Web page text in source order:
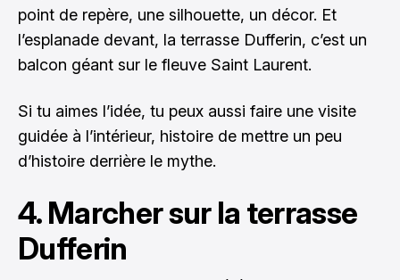
point de repère, une silhouette, un décor. Et
l’esplanade devant, la terrasse Dufferin, c’est un
balcon géant sur le fleuve Saint Laurent.
Si tu aimes l’idée, tu peux aussi faire une visite
guidée à l’intérieur, histoire de mettre un peu
d’histoire derrière le mythe.
4. Marcher sur la terrasse
Dufferin